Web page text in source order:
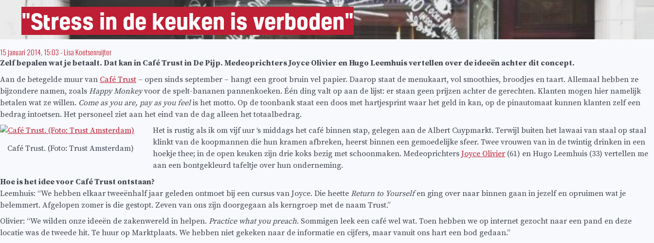
"Stress in de keuken is verboden"
15 januari 2014, 15:03-Lisa Koetsenruijter
Zelf bepalen wat je betaalt. Dat kan in Café Trust in De Pijp. Medeoprichters Joyce Olivier en Hugo Leemhuis vertellen over de ideeën achter dit concept.
Aan de betegelde muur van Café Trust – open sinds september – hangt een groot bruin vel papier. Daarop staat de menukaart, vol smoothies, broodjes en taart. Allemaal hebben ze
bijzondere namen, zoals Happy Monkeyvoor de spelt-bananen pannenkoeken. Één ding valt op aan de lijst: er staan geen prijzen achter de gerechten. Klanten mogen hier namelijk
betalen wat ze willen. Come as you are, pay as you feelis het motto. Op de toonbank staat een doos met hartjesprint waar het geld in kan, op de pinautomaat kunnen klanten zelf een
bedrag intoetsen. Het personeel ziet aan het eind van de dag alleen het totaalbedrag.
Café Trust. (Foto: Trust Amsterdam)
Het is rustig als ik om vijf uur ‘s middags het café binnen stap, gelegen aan de Albert Cuypmarkt. Terwijl buiten het lawaai van staal op staal
klinkt van de koopmannen die hun kramen afbreken, heerst binnen een gemoedelijke sfeer. Twee vrouwen van in de twintig drinken in een
hoekje thee; in de open keuken zijn drie koks bezig met schoonmaken. Medeoprichters Joyce Olivier (61) en Hugo Leemhuis (33) vertellen me
aan een bontgekleurd tafeltje over hun onderneming.
Hoe is het idee voor Café Trust ontstaan?
Leemhuis: “We hebben elkaar tweeënhalf jaar geleden ontmoet bij een cursus van Joyce. Die heette Return to Yourselfen ging over naar binnen gaan in jezelf en opruimen wat je
belemmert. Afgelopen zomer is die gestopt. Zeven van ons zijn doorgegaan als kerngroep met de naam Trust.”
Olivier: “We wilden onze ideeën de zakenwereld in helpen. Practice what you preach. Sommigen leek een café wel wat. Toen hebben we op internet gezocht naar een pand en deze
locatie was de tweede hit. Te huur op Marktplaats. We hebben niet gekeken naar de informatie en cijfers, maar vanuit ons hart een bod gedaan.”